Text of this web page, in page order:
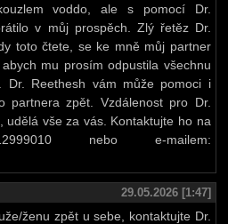
voddo, ale s pomocí Dr.
v můj prospěch. Zlý řetěz Dr.
toto čtete, se ke mně můj partner
mu prosím odpustila všechnu
Dr. Reethesh vám může pomoci i
partnera zpět. Vzdálenost pro Dr.
udělá vše za vás. Kontaktujte ho na
nebo e-mailem:
29.05.2026 [1:47]
ženu zpět u sebe, kontaktujte Dr.